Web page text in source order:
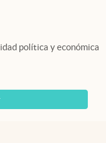
política y económica